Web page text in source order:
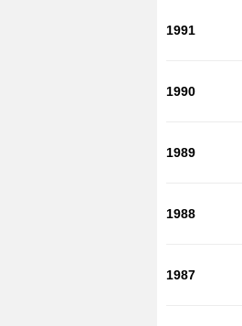
1991
1990
1989
1988
1987